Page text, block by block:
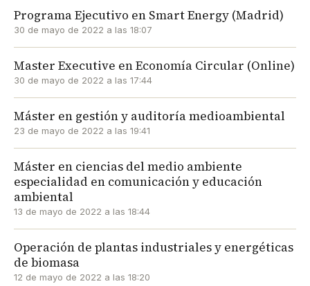
Programa Ejecutivo en Smart Energy (Madrid)
30 de mayo de 2022 a las 18:07
Master Executive en Economía Circular (Online)
30 de mayo de 2022 a las 17:44
Máster en gestión y auditoría medioambiental
23 de mayo de 2022 a las 19:41
Máster en ciencias del medio ambiente
especialidad en comunicación y educación
ambiental
13 de mayo de 2022 a las 18:44
Operación de plantas industriales y energéticas
de biomasa
12 de mayo de 2022 a las 18:20